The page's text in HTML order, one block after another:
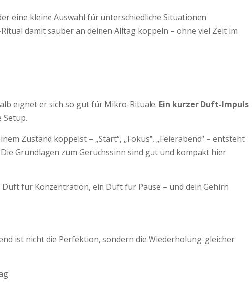
eine kleine Auswahl für unterschiedliche Situationen
damit sauber an deinen Alltag koppeln – ohne viel Zeit im
eignet er sich so gut für Mikro-Rituale. Ein kurzer Duft-Impuls
Setup.
Zustand koppelst – „Start“, „Fokus“, „Feierabend“ – entsteht
Grundlagen zum Geruchssinn sind gut und kompakt hier
Duft für Konzentration, ein Duft für Pause – und dein Gehirn
ist nicht die Perfektion, sondern die Wiederholung: gleicher